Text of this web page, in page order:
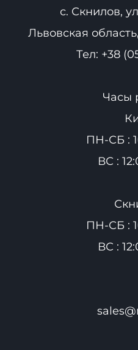
с. Скнилов,
Львовская
Тел: +38
Часы
ПН-СБ :
ВС :
ПН-СБ :
ВС :